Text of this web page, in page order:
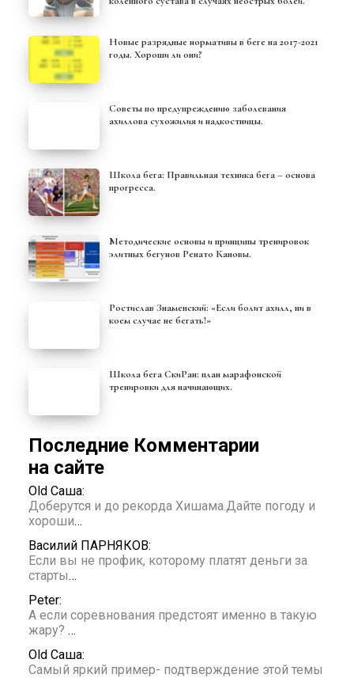
Новые разрядные нормативы в беге на 2017-2021
годы. Хороши ли они?
Советы по предупреждению заболевания
ахиллова сухожилия и надкостницы.
Школа бега: Правильная техника бега – основа
прогресса.
Методические основы и принципы тренировок
элитных бегунов Ренато Кановы.
Ростислав Знаменский: «Если болит ахилл, ни в
коем случае не бегать!»
Школа бега СкиРан: план марафонской
тренировки для начинающих.
Последние Комментарии
на сайте
Old Саша:
Доберутся и до рекорда Хишама.Дайте погоду и
хороши…
Василий ПАРНЯКОВ:
Если вы не профик, которому платят деньги за
старты…
Peter:
А если соревнования предстоят именно в такую
жару? …
Old Саша:
Самый яркий пример- подтверждение этой темы